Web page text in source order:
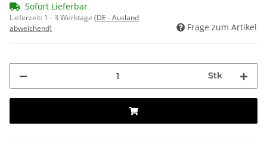
Sofort Lieferbar
Lieferzeit: 1 - 3 Werktage (DE - Ausland
abweichend)
Frage zum Artikel
Stk